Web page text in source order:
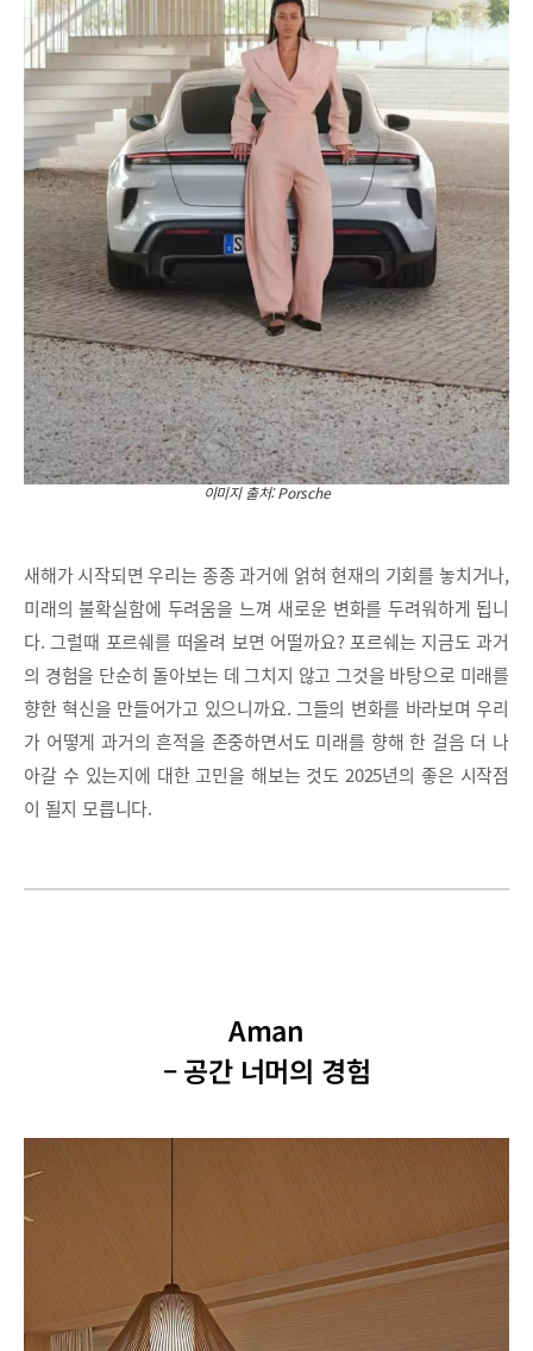
이미지 출처: Porsche
새해가 시작되면 우리는 종종 과거에 얽혀 현재의 기회를 놓치거나,
미래의 불확실함에 두려움을 느껴 새로운 변화를 두려워하게 됩니
다. 그럴때 포르쉐를 떠올려 보면 어떨까요? 포르쉐는 지금도 과거
의 경험을 단순히 돌아보는 데 그치지 않고 그것을 바탕으로 미래를
향한 혁신을 만들어가고 있으니까요. 그들의 변화를 바라보며 우리
가 어떻게 과거의 흔적을 존중하면서도 미래를 향해 한 걸음 더 나
아갈 수 있는지에 대한 고민을 해보는 것도 2025년의 좋은 시작점
이 될지 모릅니다.
Aman
– 공간 너머의 경험